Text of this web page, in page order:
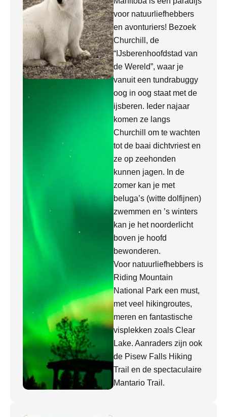
voor natuurliefhebbers
en avonturiers! Bezoek
Churchill, de
“IJsberenhoofdstad van
de Wereld”, waar je
vanuit een tundrabuggy
oog in oog staat met de
ijsberen. Ieder najaar
komen ze langs
Churchill om te wachten
tot de baai dichtvriest en
ze op zeehonden
kunnen jagen. In de
zomer kan je met
beluga’s (witte dolfijnen)
zwemmen en ’s winters
kan je het noorderlicht
boven je hoofd
bewonderen.
Voor natuurliefhebbers is
Riding Mountain
National Park een must,
met veel hikingroutes,
meren en fantastische
visplekken zoals Clear
Lake. Aanraders zijn ook
de Pisew Falls Hiking
Trail en de spectaculaire
Mantario Trail.